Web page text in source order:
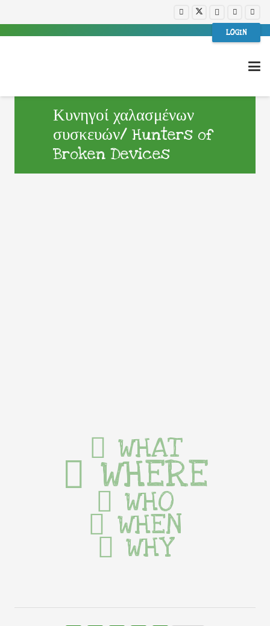
LOGIN
Κυνηγοί χαλασμένων
συσκευών/ Hunters of
Broken Devices
WHAT
WHERE
WHO
WHEN
WHY